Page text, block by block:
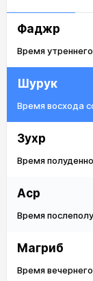
Фаджр
Время
Шурук
Время восхода
Зухр
Время
Аср
Время
Магриб
Время